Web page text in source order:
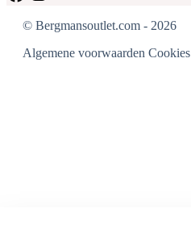
© Bergmansoutlet.com - 2026
Algemene voorwaarden Cookies